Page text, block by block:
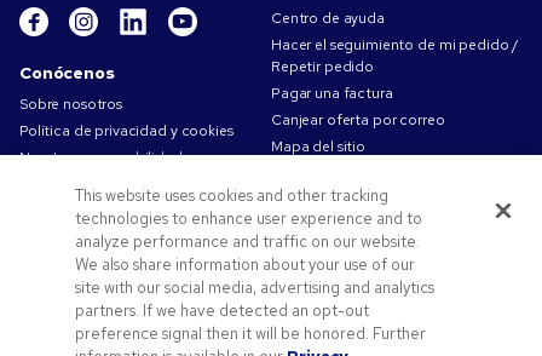
Conócenos
Sobre nosotros
Política de privacidad y cookies
Nuestra responsabilidad
Condiciones de uso
Condiciones de Venta
Trabajar en Pens.com
Ofertas y recursos
Productos personalizados
Códigos promocionales y cupones
Centro de ayuda
Hacer el seguimiento de mi pedido /
Repetir pedido
Pagar una factura
Canjear oferta por correo
Mapa del sitio
This website uses cookies and other tracking
technologies to enhance user experience and to
analyze performance and traffic on our website.
We also share information about your use of our
site with our social media, advertising and analytics
partners. If we have detected an opt-out
preference signal then it will be honored. Further